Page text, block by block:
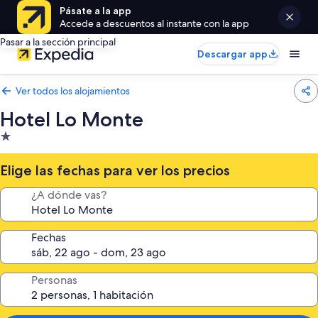
Pásate a la app
Accede a descuentos al instante con la app
Pasar a la sección principal
Descargar app
Ver todos los alojamientos
Hotel Lo Monte
Alojamiento
de
1.0 estrella
Elige las fechas para ver los precios
¿A dónde vas?
Fechas
Personas